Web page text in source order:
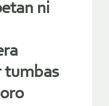
ni
tumbas